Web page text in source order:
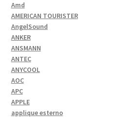
Amd
AMERICAN TOURISTER
AngelSound
ANKER
ANSMANN
ANTEC
ANYCOOL
AOC
APC
APPLE
applique esterno